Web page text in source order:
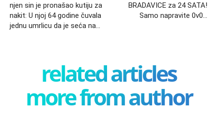
njen sin je pronašao kutiju za
nakit: U njoj 64 godine čuvala
jednu umrlicu da je seća na…
BRADAVICE za 24 SATA!
Samo napravite 0v0…
related articles
more from author